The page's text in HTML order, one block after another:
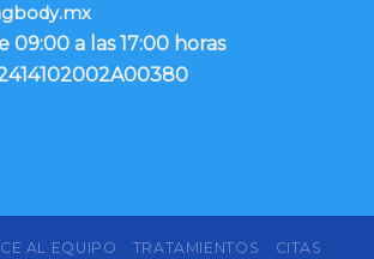
09:00 a las 17:00 horas
AL EQUIPO TRATAMIENTOS
CITAS